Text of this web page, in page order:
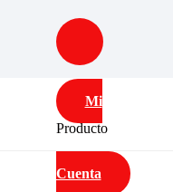
Producto
Mi
Cuenta